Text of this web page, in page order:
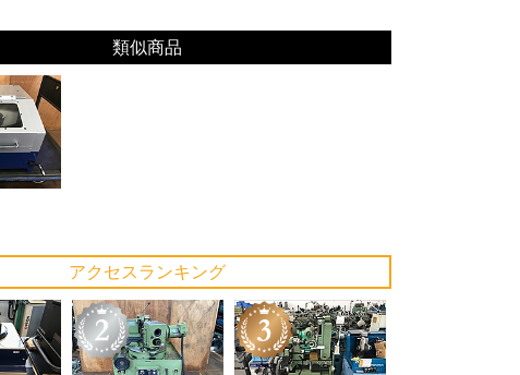
類似商品
アクセスランキング